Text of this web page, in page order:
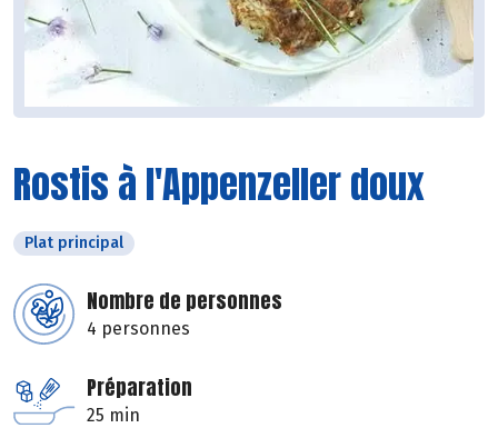
Rostis à l'Appenzeller doux
Plat principal
Nombre de personnes
4 personnes
Préparation
25 min